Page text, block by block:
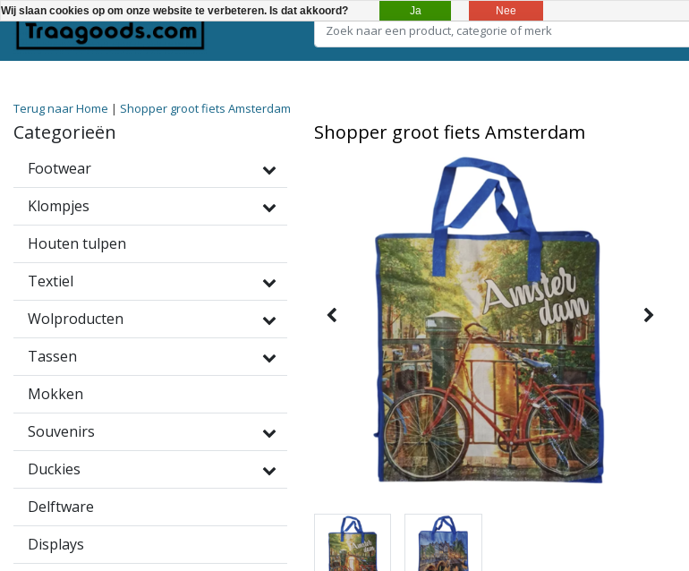
Terug naar Home | Shopper groot fiets Amsterdam
Categorieën
Footwear
Klompjes
Houten tulpen
Textiel
Wolproducten
Tassen
Mokken
Souvenirs
Duckies
Delftware
Displays
Shopper groot fiets Amsterdam
Wij slaan cookies op om onze website te verbeteren. Is dat akkoord? Ja Nee